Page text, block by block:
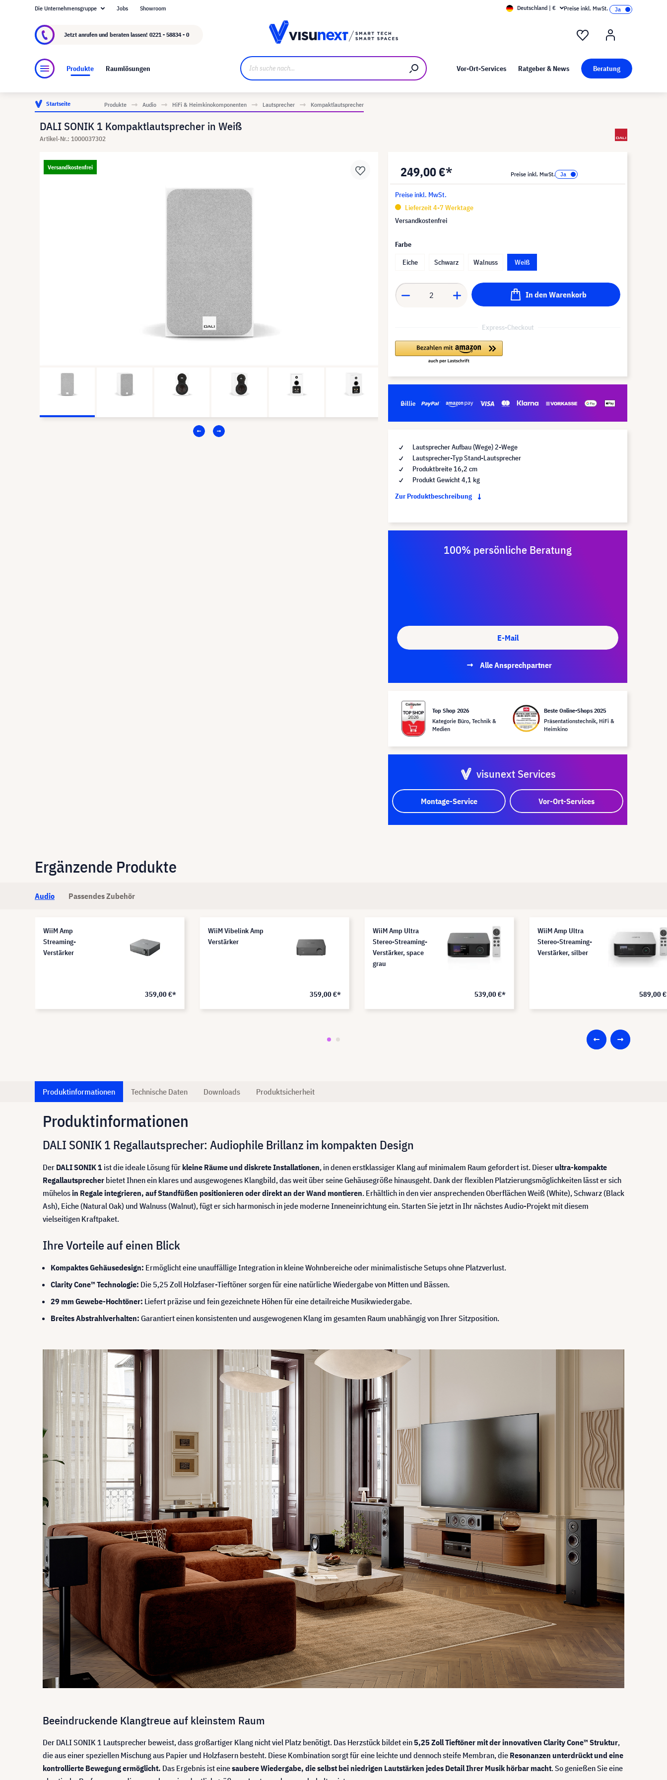
Über visunext.de Kunst bei visunext
Die Unternehmensgruppe Jobs Showroom Deutschland | € Preise inkl. MwSt.
Jetzt anrufen und beraten lassen! 0221 - 58834 - 0
Produkte Raumlösungen Vor-Ort-Services Ratgeber & News Beratung
Startseite Produkte Audio HiFi & Heimkinokomponenten Lautsprecher Kompaktlautsprecher
DALI SONIK 1 Kompaktlautsprecher in Weiß
Artikel-Nr.: 1000037302
Versandkostenfrei 249,00 €* Preise inkl. MwSt.
Preise inkl. MwSt.
Lieferzeit 4-7 Werktage
Versandkostenfrei
Farbe
Eiche
Schwarz Walnuss Weiß
In den Warenkorb
Express-Checkout
Lautsprecher Aufbau (Wege) 2-Wege
Lautsprecher-Typ Stand-Lautsprecher
Produktbreite 16,2 cm
Produkt Gewicht 4,1 kg
Zur Produktbeschreibung
100% persönliche Beratung
E-Mail
Alle Ansprechpartner
Top Shop 2026
Kategorie Büro, Technik &
Medien
Beste Online-Shops 2025
Präsentationstechnik, HiFi &
Heimkino
visunext Services
Montage-Service Vor-Ort-Services
Ergänzende Produkte
Audio Passendes Zubehör
WiiM Amp
Streaming-
Verstärker
359,00 €*
WiiM Vibelink Amp
Verstärker
359,00 €*
WiiM Amp Ultra
Stereo-Streaming-
Verstärker, space
grau
539,00 €*
WiiM Amp Ultra
Stereo-Streaming-
Verstärker, silber
589,00
Produktinformationen Technische Daten Downloads Produktsicherheit
Produktinformationen
DALI SONIK 1 Regallautsprecher: Audiophile Brillanz im kompakten Design
Der DALI SONIK 1 ist die ideale Lösung für kleine Räume und diskrete Installationen, in denen erstklassiger Klang auf minimalem Raum gefordert ist. Dieserultra-kompakte
Regallautsprecher bietet Ihnen ein klares und ausgewogenes Klangbild, das weit über seine Gehäusegröße hinausgeht. Dank der flexiblen Platzierungsmöglichkeiten lässt er sich
mühelosin Regale integrieren, auf Standfüßen positionieren oder direkt an der Wand montieren. Erhältlich in den vier ansprechenden Oberflächen Weiß (White), Schwarz (Black
Ash), Eiche (Natural Oak) und Walnuss (Walnut), fügt er sich harmonisch in jede moderne Inneneinrichtung ein. Starten Sie jetzt in Ihr nächstes Audio-Projekt mit diesem
vielseitigen Kraftpaket.
Ihre Vorteile auf einen Blick
Kompaktes Gehäusedesign: Ermöglicht eine unauffällige Integration in kleine Wohnbereiche oder minimalistische Setups ohne Platzverlust.
Clarity Cone™ Technologie: Die 5,25 Zoll Holzfaser-Tieftöner sorgen für eine natürliche Wiedergabe von Mitten und Bässen.
29 mm Gewebe-Hochtöner: Liefert präzise und fein gezeichnete Höhen für eine detailreiche Musikwiedergabe.
Breites Abstrahlverhalten: Garantiert einen konsistenten und ausgewogenen Klang im gesamten Raum unabhängig von Ihrer Sitzposition.
Beeindruckende Klangtreue auf kleinstem Raum
Der DALI SONIK 1 Lautsprecher beweist, dass großartiger Klang nicht viel Platz benötigt. Das Herzstück bildet ein5,25 Zoll Tieftöner mit der innovativen Clarity Cone™ Struktur,
die aus einer speziellen Mischung aus Papier und Holzfasern besteht. Diese Kombination sorgt für eine leichte und dennoch steife Membran, die Resonanzen unterdrückt und eine
kontrollierte Bewegung ermöglicht. Das Ergebnis ist einesaubere Wiedergabe, die selbst bei niedrigen Lautstärken jedes Detail Ihrer Musik hörbar macht. So genießen Sie eine